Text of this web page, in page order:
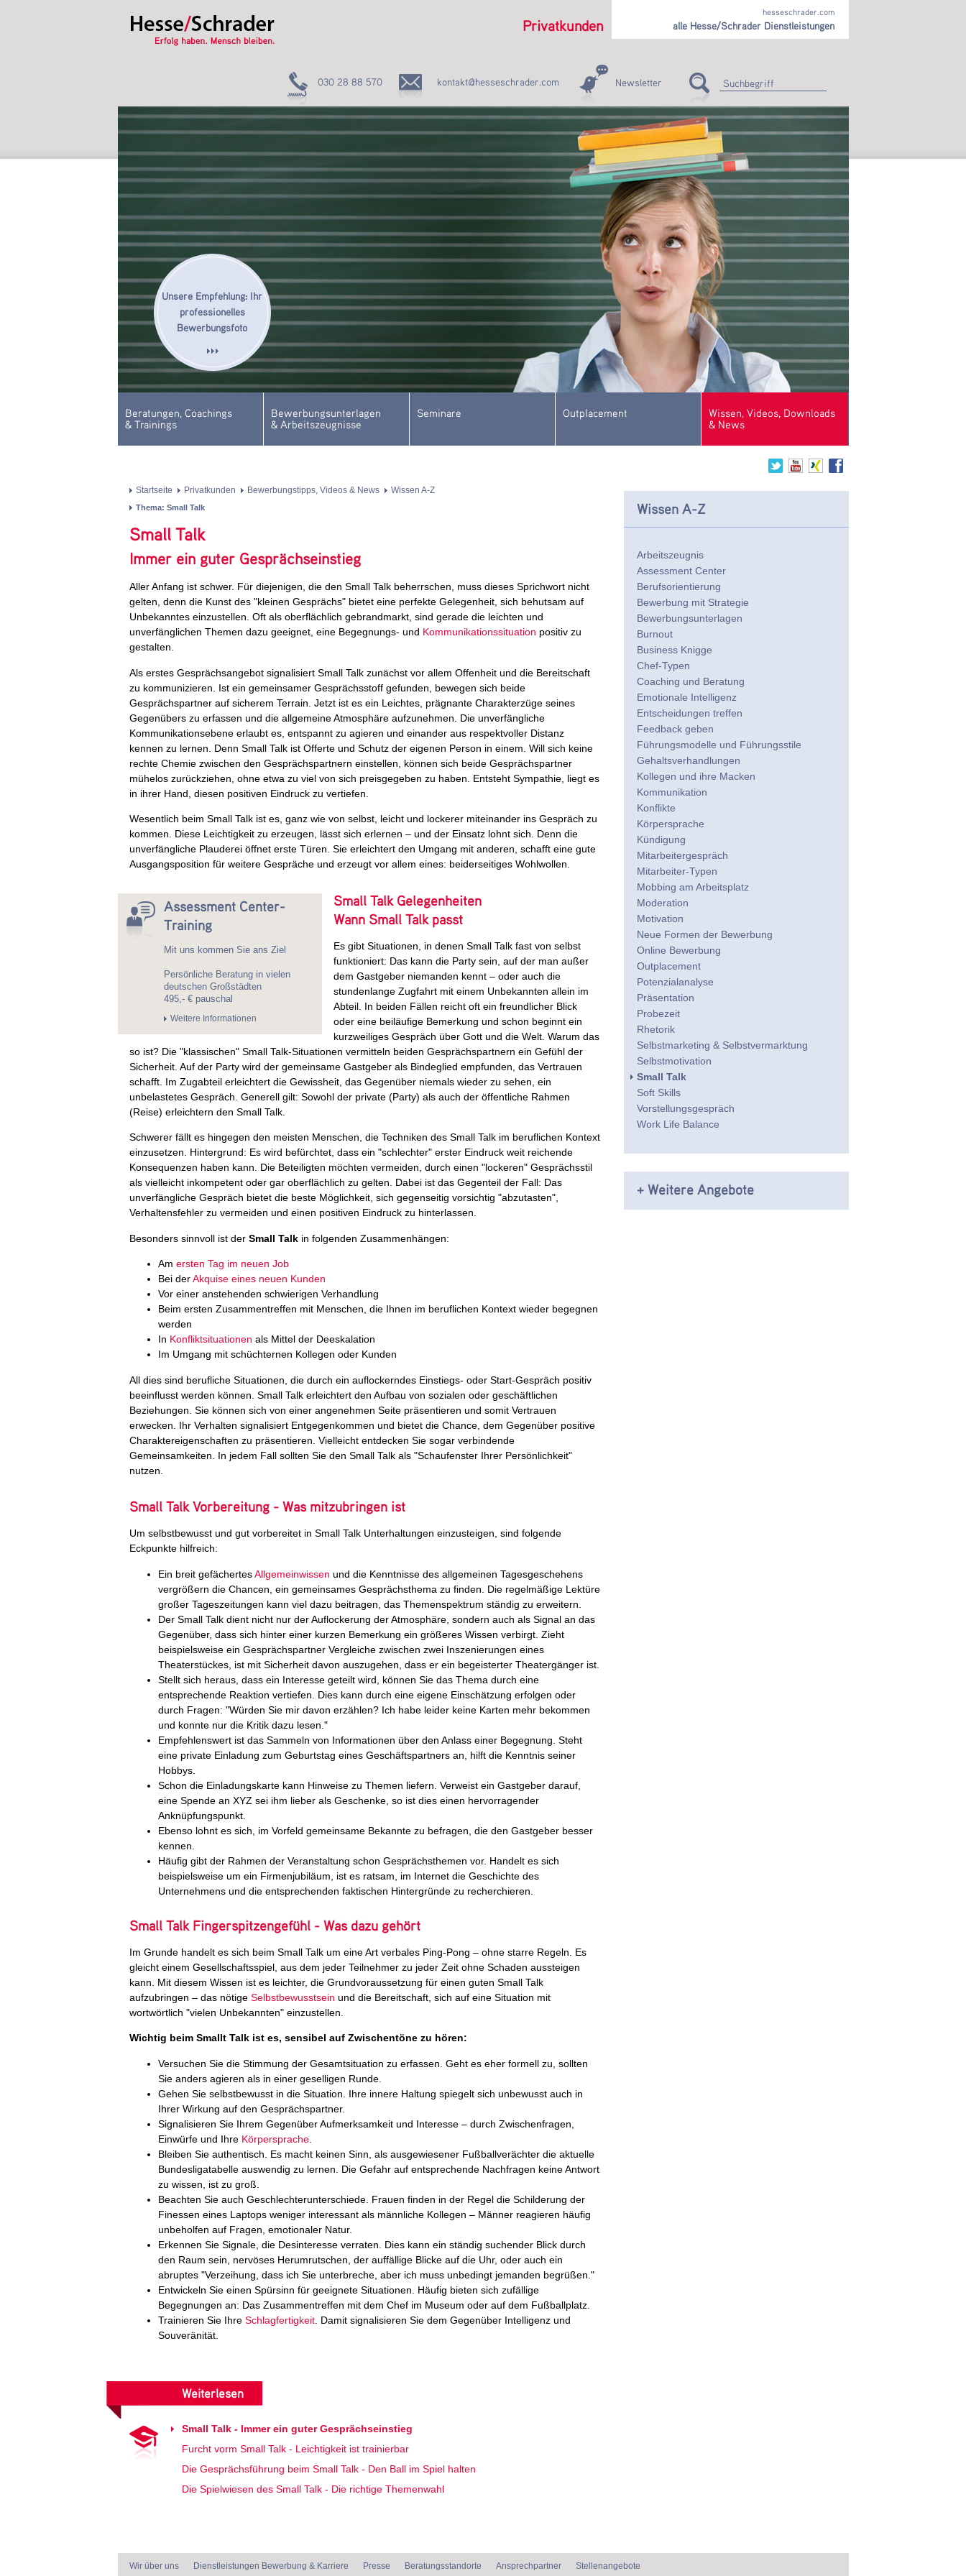
030 28 88 570 kontakt@hesseschrader.com Newsletter
Beratungen, Coachings
& Trainings
Bewerbungsunterlagen
& Arbeitszeugnisse
Seminare Outplacement
Wissen, Videos, Downloads
& News
Startseite Privatkunden Bewerbungstipps, Videos & News Wissen A-Z
Thema: Small Talk
Small Talk
Immer ein guter Gesprächseinstieg
Aller Anfang ist schwer. Für diejenigen, die den Small Talk beherrschen, muss dieses Sprichwort nicht
gelten, denn die Kunst des "kleinen Gesprächs" bietet eine perfekte Gelegenheit, sich behutsam auf
Unbekanntes einzustellen. Oft als oberflächlich gebrandmarkt, sind gerade die leichten und
unverfänglichen Themen dazu geeignet, eine Begegnungs- und Kommunikationssituation positiv zu
gestalten.
Als erstes Gesprächsangebot signalisiert Small Talk zunächst vor allem Offenheit und die Bereitschaft
zu kommunizieren. Ist ein gemeinsamer Gesprächsstoff gefunden, bewegen sich beide
Gesprächspartner auf sicherem Terrain. Jetzt ist es ein Leichtes, prägnante Charakterzüge seines
Gegenübers zu erfassen und die allgemeine Atmosphäre aufzunehmen. Die unverfängliche
Kommunikationsebene erlaubt es, entspannt zu agieren und einander aus respektvoller Distanz
kennen zu lernen. Denn Small Talk ist Offerte und Schutz der eigenen Person in einem. Will sich keine
rechte Chemie zwischen den Gesprächspartnern einstellen, können sich beide Gesprächspartner
mühelos zurückziehen, ohne etwa zu viel von sich preisgegeben zu haben. Entsteht Sympathie, liegt es
in ihrer Hand, diesen positiven Eindruck zu vertiefen.
Wesentlich beim Small Talk ist es, ganz wie von selbst, leicht und lockerer miteinander ins Gespräch zu
kommen. Diese Leichtigkeit zu erzeugen, lässt sich erlernen – und der Einsatz lohnt sich. Denn die
unverfängliche Plauderei öffnet erste Türen. Sie erleichtert den Umgang mit anderen, schafft eine gute
Ausgangsposition für weitere Gespräche und erzeugt vor allem eines: beiderseitiges Wohlwollen.
Assessment Center-
Training
Mit uns kommen Sie ans Ziel
Persönliche Beratung in vielen
deutschen Großstädten
495,- € pauschal
Weitere Informationen
Small Talk Gelegenheiten
Wann Small Talk passt
Es gibt Situationen, in denen Small Talk fast von selbst
funktioniert: Das kann die Party sein, auf der man außer
dem Gastgeber niemanden kennt – oder auch die
stundenlange Zugfahrt mit einem Unbekannten allein im
Abteil. In beiden Fällen reicht oft ein freundlicher Blick
oder eine beiläufige Bemerkung und schon beginnt ein
kurzweiliges Gespräch über Gott und die Welt. Warum das
so ist? Die "klassischen" Small Talk-Situationen vermitteln beiden Gesprächspartnern ein Gefühl der
Sicherheit. Auf der Party wird der gemeinsame Gastgeber als Bindeglied empfunden, das Vertrauen
schafft. Im Zugabteil erleichtert die Gewissheit, das Gegenüber niemals wieder zu sehen, ein
unbelastetes Gespräch. Generell gilt: Sowohl der private (Party) als auch der öffentliche Rahmen
(Reise) erleichtern den Small Talk.
Schwerer fällt es hingegen den meisten Menschen, die Techniken des Small Talk im beruflichen Kontext
einzusetzen. Hintergrund: Es wird befürchtet, dass ein "schlechter" erster Eindruck weit reichende
Konsequenzen haben kann. Die Beteiligten möchten vermeiden, durch einen "lockeren" Gesprächsstil
als vielleicht inkompetent oder gar oberflächlich zu gelten. Dabei ist das Gegenteil der Fall: Das
unverfängliche Gespräch bietet die beste Möglichkeit, sich gegenseitig vorsichtig "abzutasten",
Verhaltensfehler zu vermeiden und einen positiven Eindruck zu hinterlassen.
Besonders sinnvoll ist der Small Talkin folgenden Zusammenhängen:
Am ersten Tag im neuen Job
Bei derAkquise eines neuen Kunden
Vor einer anstehenden schwierigen Verhandlung
Beim ersten Zusammentreffen mit Menschen, die Ihnen im beruflichen Kontext wieder begegnen
werden
In Konfliktsituationen als Mittel der Deeskalation
Im Umgang mit schüchternen Kollegen oder Kunden
All dies sind berufliche Situationen, die durch ein auflockerndes Einstiegs- oder Start-Gespräch positiv
beeinflusst werden können. Small Talk erleichtert den Aufbau von sozialen oder geschäftlichen
Beziehungen. Sie können sich von einer angenehmen Seite präsentieren und somit Vertrauen
erwecken. Ihr Verhalten signalisiert Entgegenkommen und bietet die Chance, dem Gegenüber positive
Charaktereigenschaften zu präsentieren. Vielleicht entdecken Sie sogar verbindende
Gemeinsamkeiten. In jedem Fall sollten Sie den Small Talk als "Schaufenster Ihrer Persönlichkeit"
nutzen.
Small Talk Vorbereitung - Was mitzubringen ist
Um selbstbewusst und gut vorbereitet in Small Talk Unterhaltungen einzusteigen, sind folgende
Eckpunkte hilfreich:
Ein breit gefächertesAllgemeinwissen und die Kenntnisse des allgemeinen Tagesgeschehens
vergrößern die Chancen, ein gemeinsames Gesprächsthema zu finden. Die regelmäßige Lektüre
großer Tageszeitungen kann viel dazu beitragen, das Themenspektrum ständig zu erweitern.
Der Small Talk dient nicht nur der Auflockerung der Atmosphäre, sondern auch als Signal an das
Gegenüber, dass sich hinter einer kurzen Bemerkung ein größeres Wissen verbirgt. Zieht
beispielsweise ein Gesprächspartner Vergleiche zwischen zwei Inszenierungen eines
Theaterstückes, ist mit Sicherheit davon auszugehen, dass er ein begeisterter Theatergänger ist.
Stellt sich heraus, dass ein Interesse geteilt wird, können Sie das Thema durch eine
entsprechende Reaktion vertiefen. Dies kann durch eine eigene Einschätzung erfolgen oder
durch Fragen: "Würden Sie mir davon erzählen? Ich habe leider keine Karten mehr bekommen
und konnte nur die Kritik dazu lesen."
Empfehlenswert ist das Sammeln von Informationen über den Anlass einer Begegnung. Steht
eine private Einladung zum Geburtstag eines Geschäftspartners an, hilft die Kenntnis seiner
Hobbys.
Schon die Einladungskarte kann Hinweise zu Themen liefern. Verweist ein Gastgeber darauf,
eine Spende an XYZ sei ihm lieber als Geschenke, so ist dies einen hervorragender
Anknüpfungspunkt.
Ebenso lohnt es sich, im Vorfeld gemeinsame Bekannte zu befragen, die den Gastgeber besser
kennen.
Häufig gibt der Rahmen der Veranstaltung schon Gesprächsthemen vor. Handelt es sich
beispielsweise um ein Firmenjubiläum, ist es ratsam, im Internet die Geschichte des
Unternehmens und die entsprechenden faktischen Hintergründe zu recherchieren.
Small Talk Fingerspitzengefühl - Was dazu gehört
Im Grunde handelt es sich beim Small Talk um eine Art verbales Ping-Pong – ohne starre Regeln. Es
gleicht einem Gesellschaftsspiel, aus dem jeder Teilnehmer zu jeder Zeit ohne Schaden aussteigen
kann. Mit diesem Wissen ist es leichter, die Grundvoraussetzung für einen guten Small Talk
aufzubringen – das nötige Selbstbewusstsein und die Bereitschaft, sich auf eine Situation mit
wortwörtlich "vielen Unbekannten" einzustellen.
Wichtig beim Smallt Talk ist es, sensibel auf Zwischentöne zu hören:
Versuchen Sie die Stimmung der Gesamtsituation zu erfassen. Geht es eher formell zu, sollten
Sie anders agieren als in einer geselligen Runde.
Gehen Sie selbstbewusst in die Situation. Ihre innere Haltung spiegelt sich unbewusst auch in
Ihrer Wirkung auf den Gesprächspartner.
Signalisieren Sie Ihrem Gegenüber Aufmerksamkeit und Interesse – durch Zwischenfragen,
Einwürfe und Ihre Körpersprache.
Bleiben Sie authentisch. Es macht keinen Sinn, als ausgewiesener Fußballverächter die aktuelle
Bundesligatabelle auswendig zu lernen. Die Gefahr auf entsprechende Nachfragen keine Antwort
zu wissen, ist zu groß.
Beachten Sie auch Geschlechterunterschiede. Frauen finden in der Regel die Schilderung der
Finessen eines Laptops weniger interessant als männliche Kollegen – Männer reagieren häufig
unbeholfen auf Fragen, emotionaler Natur.
Erkennen Sie Signale, die Desinteresse verraten. Dies kann ein ständig suchender Blick durch
den Raum sein, nervöses Herumrutschen, der auffällige Blicke auf die Uhr, oder auch ein
abruptes "Verzeihung, dass ich Sie unterbreche, aber ich muss unbedingt jemanden begrüßen."
Entwickeln Sie einen Spürsinn für geeignete Situationen. Häufig bieten sich zufällige
Begegnungen an: Das Zusammentreffen mit dem Chef im Museum oder auf dem Fußballplatz.
Trainieren Sie Ihre Schlagfertigkeit. Damit signalisieren Sie dem Gegenüber Intelligenz und
Souveränität.
Weiterlesen
Small Talk - Immer ein guter Gesprächseinstieg
Furcht vorm Small Talk - Leichtigkeit ist trainierbar
Die Gesprächsführung beim Small Talk - Den Ball im Spiel halten
Die Spielwiesen des Small Talk - Die richtige Themenwahl
Wissen A-Z
Arbeitszeugnis
Assessment Center
Berufsorientierung
Bewerbung mit Strategie
Bewerbungsunterlagen
Burnout
Business Knigge
Chef-Typen
Coaching und Beratung
Emotionale Intelligenz
Entscheidungen treffen
Feedback geben
Führungsmodelle und Führungsstile
Gehaltsverhandlungen
Kollegen und ihre Macken
Kommunikation
Konflikte
Körpersprache
Kündigung
Mitarbeitergespräch
Mitarbeiter-Typen
Mobbing am Arbeitsplatz
Moderation
Motivation
Neue Formen der Bewerbung
Online Bewerbung
Outplacement
Potenzialanalyse
Präsentation
Probezeit
Rhetorik
Selbstmarketing & Selbstvermarktung
Selbstmotivation
Small Talk
Soft Skills
Vorstellungsgespräch
Work Life Balance
+ Weitere Angebote
Wir über uns Dienstleistungen Bewerbung & Karriere Presse Beratungsstandorte Ansprechpartner Stellenangebote
Privatkunden
hesseschrader.com
alle Hesse/Schrader Dienstleistungen
Unsere Empfehlung: Ihr
professionelles
Bewerbungsfoto